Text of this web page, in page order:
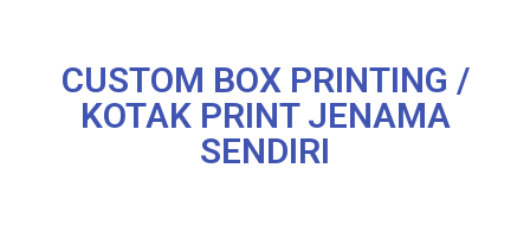
CUSTOM BOX PRINTING /
KOTAK PRINT JENAMA
SENDIRI